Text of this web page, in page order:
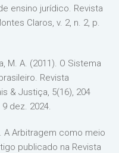
ensino jurídico. Revista
Claros, v. 2, n. 2, p.
M. A. (2011). O Sistema
Revista
& Justiça, 5(16), 204
dez. 2024.
A Arbitragem como meio
publicado na Revista